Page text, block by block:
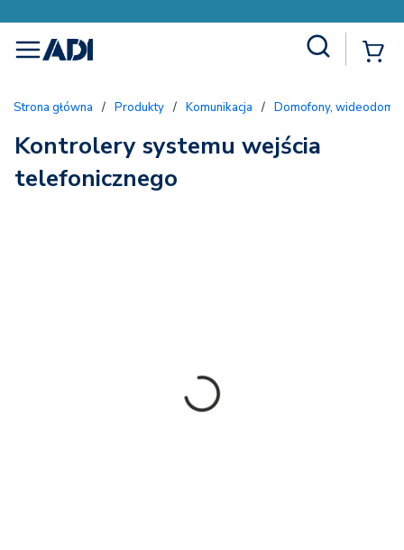
menu
Strona główna / Produkty / Komunikacja / Domofony,
Kontrolery systemu wejścia
telefonicznego